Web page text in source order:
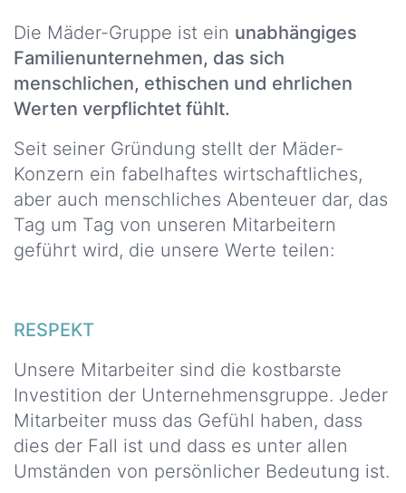
BRAUCHEN
KONTAKTIEREN
SIE UNS
Die Mäder-Gruppe ist ein unabhängiges
Familienunternehmen, das sich
menschlichen, ethischen und ehrlichen
Werten verpflichtet fühlt.
Seit seiner Gründung stellt der Mäder-
Konzern ein fabelhaftes wirtschaftliches,
aber auch menschliches Abenteuer dar, das
Tag um Tag von unseren Mitarbeitern
geführt wird, die unsere Werte teilen:
RESPEKT
Unsere Mitarbeiter sind die kostbarste
Investition der Unternehmensgruppe. Jeder
Mitarbeiter muss das Gefühl haben, dass
dies der Fall ist und dass es unter allen
Umständen von persönlicher Bedeutung ist.